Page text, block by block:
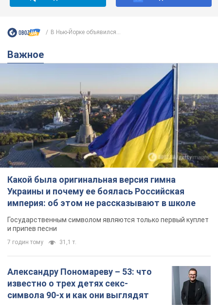
В Нью-Йорке объявился...
Важное
Какой была оригинальная версия гимна
Украины и почему ее боялась Российская
империя: об этом не рассказывают в школе
Государственным символом являются только первый куплет
и припев песни
7 годин тому 31,1 т.
Александру Пономареву – 53: что
известно о трех детях секс-
символа 90-х и как они выглядят